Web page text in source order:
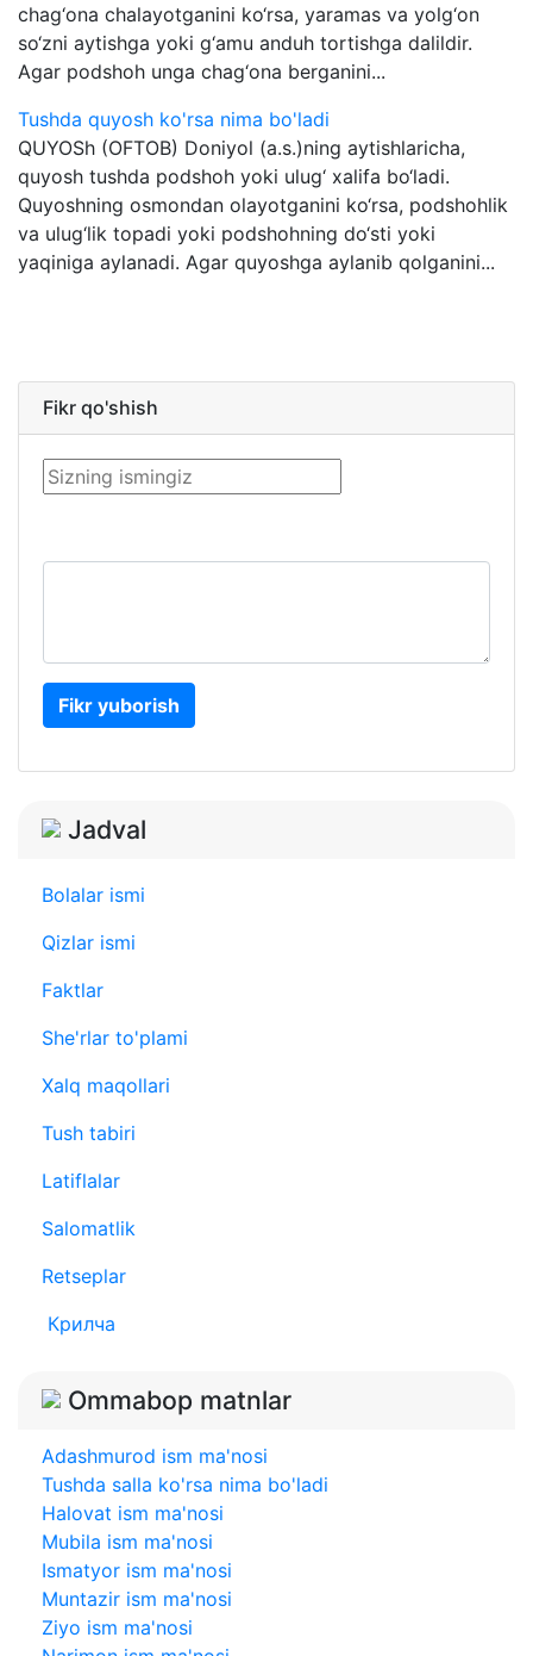
chag‘ona chalayotganini ko‘rsa, yaramas va yolg‘on
so‘zni aytishga yoki g‘amu anduh tortishga dalildir.
Agar podshoh unga chag‘ona berganini...
Tushda quyosh ko'rsa nima bo'ladi
QUYOSh (OFTOB) Doniyol (a.s.)ning aytishlaricha,
quyosh tushda podshoh yoki ulug‘ xalifa bo‘ladi.
Quyoshning osmondan olayotganini ko‘rsa, podshohlik
va ulug‘lik topadi yoki podshohning do‘sti yoki
yaqiniga aylanadi. Agar quyoshga aylanib qolganini...
Fikr qo'shish
Fikr yuborish
Jadval
Bolalar ismi
Qizlar ismi
Faktlar
She'rlar to'plami
Xalq maqollari
Tush tabiri
Latiflalar
Salomatlik
Retseplar
Крилча
Ommabop matnlar
Adashmurod ism ma'nosi
Tushda salla ko'rsa nima bo'ladi
Halovat ism ma'nosi
Mubila ism ma'nosi
Ismatyor ism ma'nosi
Muntazir ism ma'nosi
Ziyo ism ma'nosi